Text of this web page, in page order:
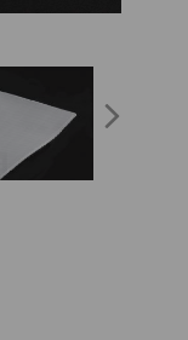
Lona
next